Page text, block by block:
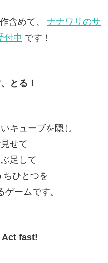
含めて、
ナナワリのサ
付中 です！
とる！
キューブを隠し
せて
足して
ちひとつを
ームです。
Act fast!